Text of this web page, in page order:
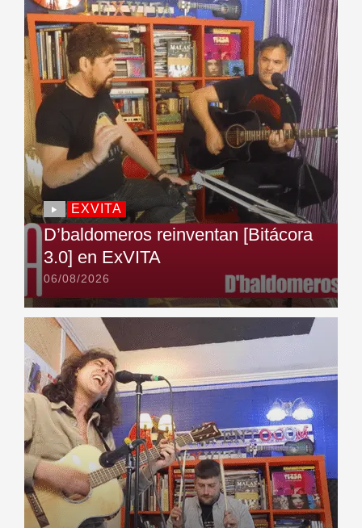
EXVITA
D’baldomeros reinventan [Bitácora
3.0] en ExVITA
06/08/2026